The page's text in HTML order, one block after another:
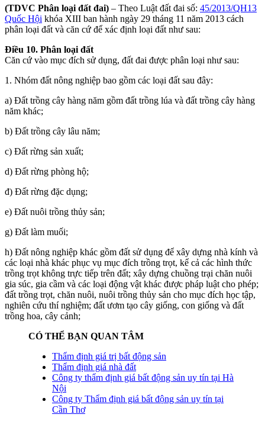
(TDVC Phân loại đất đai) – Theo Luật đất đai số: 45/2013/QH13
Quốc Hội khóa XIII ban hành ngày 29 tháng 11 năm 2013 cách
phân loại đất và căn cứ để xác định loại đất như sau:
Điều 10. Phân loại đất
Căn cứ vào mục đích sử dụng, đất đai được phân loại như sau:
1. Nhóm đất nông nghiệp bao gồm các loại đất sau đây:
a) Đất trồng cây hàng năm gồm đất trồng lúa và đất trồng cây hàng
năm khác;
b) Đất trồng cây lâu năm;
c) Đất rừng sản xuất;
d) Đất rừng phòng hộ;
đ) Đất rừng đặc dụng;
e) Đất nuôi trồng thủy sản;
g) Đất làm muối;
h) Đất nông nghiệp khác gồm đất sử dụng để xây dựng nhà kính và
các loại nhà khác phục vụ mục đích trồng trọt, kể cả các hình thức
trồng trọt không trực tiếp trên đất; xây dựng chuồng trại chăn nuôi
gia súc, gia cầm và các loại động vật khác được pháp luật cho phép;
đất trồng trọt, chăn nuôi, nuôi trồng thủy sản cho mục đích học tập,
nghiên cứu thí nghiệm; đất ươm tạo cây giống, con giống và đất
trồng hoa, cây cảnh;
CÓ THỂ BẠN QUAN TÂM
Thẩm định giá trị bất động sản
Thẩm định giá nhà đất
Công ty thẩm định giá bất động sản uy tín tại Hà
Nội
Công ty Thẩm định giá bất động sản uy tín tại
Cần Thơ